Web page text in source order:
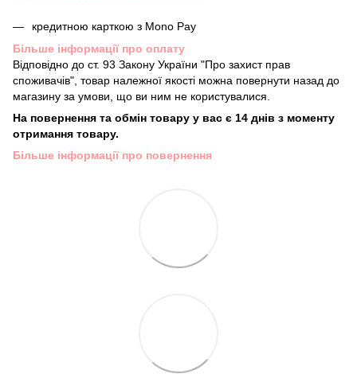
кредитною карткою з Mono Pay
Більше інформації про оплату
Відповідно до ст. 93 Закону України "Про захист прав
споживачів", товар належної якості можна повернути назад до
магазину за умови, що ви ним не користувалися.
На повернення та обмін товару у вас є 14 днів з моменту
отримання товару.
Більше інформації про повернення